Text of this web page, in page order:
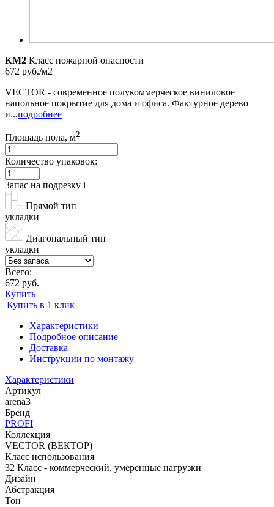
КМ2 Класс пожарной опасности
672 руб./м2
VECTOR - современное полукоммерческое виниловое
напольное покрытие для дома и офиса. Фактурное дерево
и...подробнее
Площадь пола, м2
Количество упаковок:
Запас на подрезку i
Прямой тип
укладки
Диагональный тип
укладки
Всего:
672 руб.
Купить
Купить в 1 клик
Характеристики
Подробное описание
Доставка
Инструкции по монтажу
Характеристики
Артикул
arena3
Бренд
PROFI
Коллекция
VECTOR (ВЕКТОР)
Класс использования
32 Класс - коммерческий, умеренные нагрузки
Дизайн
Абстракция
Тон